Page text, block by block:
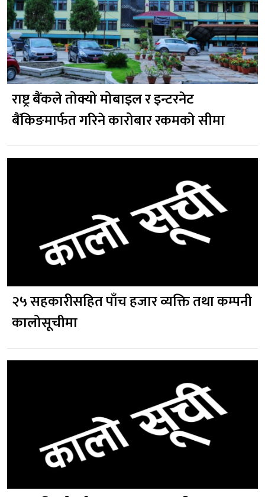
राष्ट्र बैंकले तोक्यो मोबाइल र इन्टरनेट
बैंकिङमार्फत गरिने कारोबार रकमको सीमा
२५ सहकारीसहित पाँच हजार व्यक्ति तथा कम्पनी
कालोसूचीमा